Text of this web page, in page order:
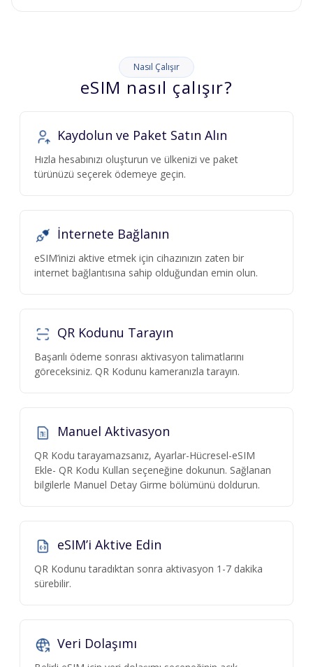
Nasıl Çalışır
eSIM nasıl çalışır?
Kaydolun ve Paket Satın Alın
Hızla hesabınızı oluşturun ve ülkenizi ve paket
türünüzü seçerek ödemeye geçin.
İnternete Bağlanın
eSIM’inizi aktive etmek için cihazınızın zaten bir
internet bağlantısına sahip olduğundan emin olun.
QR Kodunu Tarayın
Başarılı ödeme sonrası aktivasyon talimatlarını
göreceksiniz. QR Kodunu kameranızla tarayın.
Manuel Aktivasyon
QR Kodu tarayamazsanız, Ayarlar-Hücresel-eSIM
Ekle- QR Kodu Kullan seçeneğine dokunun. Sağlanan
bilgilerle Manuel Detay Girme bölümünü doldurun.
eSIM’i Aktive Edin
QR Kodunu taradıktan sonra aktivasyon 1-7 dakika
sürebilir.
Veri Dolaşımı